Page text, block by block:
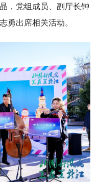
，党组成员、副厅长钟
勇出席相关活动。